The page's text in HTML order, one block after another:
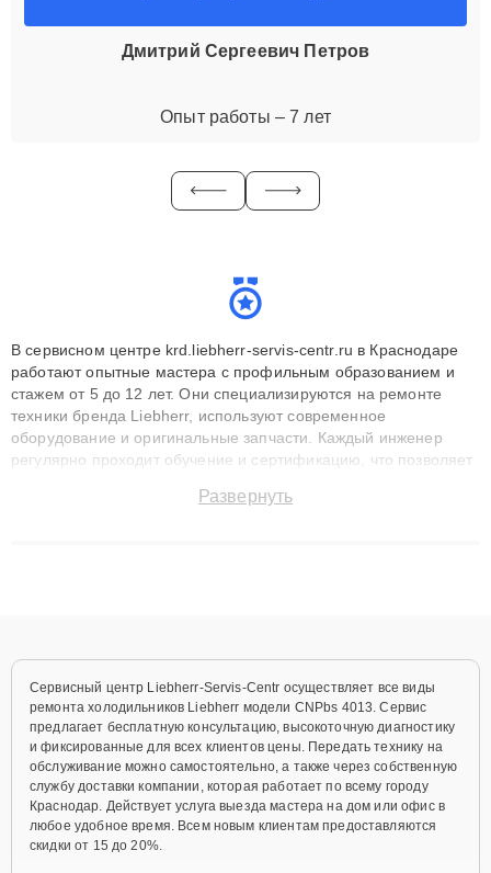
Дмитрий Сергеевич Петров
Опыт работы – 7 лет
В сервисном центре krd.liebherr-servis-centr.ru в Краснодаре
работают опытные мастера с профильным образованием и
стажем от 5 до 12 лет. Они специализируются на ремонте
техники бренда Liebherr, используют современное
оборудование и оригинальные запчасти. Каждый инженер
регулярно проходит обучение и сертификацию, что позволяет
технику с сохранением гарантии до 3 лет. Наши мастера
Развернуть
Сервисный центр Liebherr-Servis-Centr осуществляет все виды
ремонта холодильников Liebherr модели CNPbs 4013. Сервис
предлагает бесплатную консультацию, высокоточную диагностику
и фиксированные для всех клиентов цены. Передать технику на
обслуживание можно самостоятельно, а также через собственную
службу доставки компании, которая работает по всему городу
Краснодар. Действует услуга выезда мастера на дом или офис в
любое удобное время. Всем новым клиентам предоставляются
скидки от 15 до 20%.